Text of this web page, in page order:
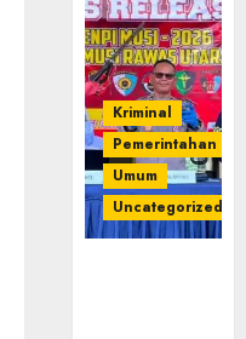
Kriminal
Pemerintahan
Umum
Uncategorized